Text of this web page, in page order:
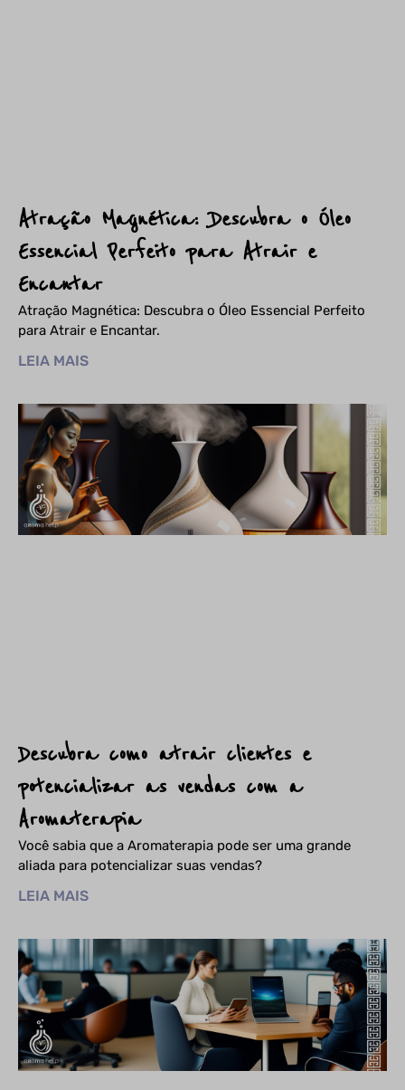
Atração Magnética: Descubra o Óleo
Essencial Perfeito para Atrair e
Encantar
Atração Magnética: Descubra o Óleo Essencial Perfeito
para Atrair e Encantar.
LEIA MAIS
Descubra como atrair clientes e
potencializar as vendas com a
Aromaterapia
Você sabia que a Aromaterapia pode ser uma grande
aliada para potencializar suas vendas?
LEIA MAIS